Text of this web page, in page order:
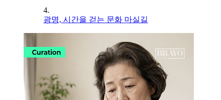
4.
광명, 시간을 걷는 문화 마실길